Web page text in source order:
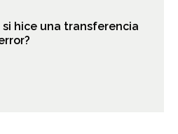
si hice una transferencia